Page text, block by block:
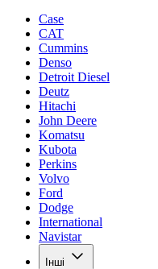
Case
CAT
Cummins
Denso
Detroit Diesel
Deutz
Hitachi
John Deere
Komatsu
Kubota
Perkins
Volvo
Ford
Dodge
International
Navistar
Інші